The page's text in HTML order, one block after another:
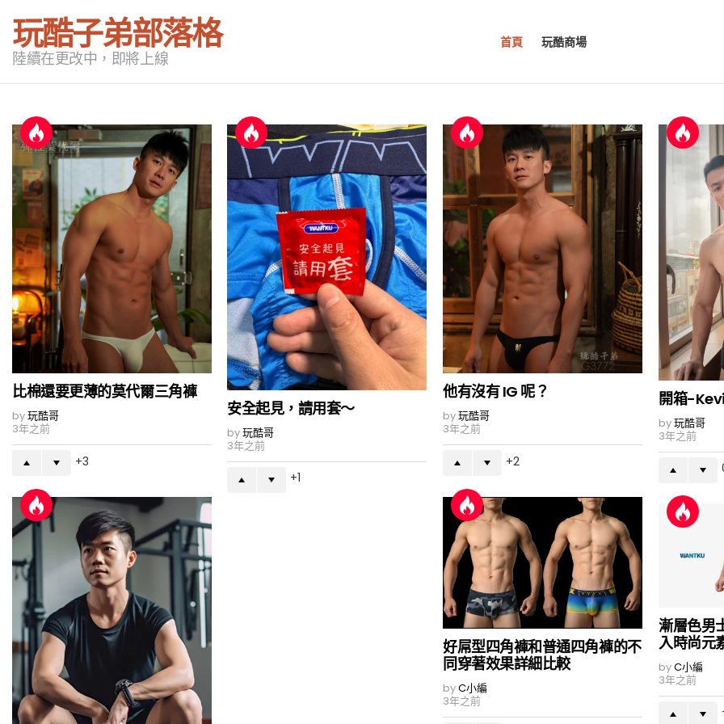
玩酷子弟部落格
陸續在更改中，即將上線
首頁 玩酷商場
LATEST
STORIES
比棉還要更薄的莫代爾三角褲
by玩酷哥
3年之前
3
安全起見，請用套～
by玩酷哥
3年之前
1
他有沒有 IG 呢？
by玩酷哥
3年之前
2
開箱-
by玩酷哥
3年之前
好屌型四角褲和普通四角褲的不
同穿著效果詳細比較
byC小編
3年之前
漸層色男
入時尚元
byC小編
3年之前